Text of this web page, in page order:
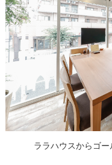
ララハウスからゴー